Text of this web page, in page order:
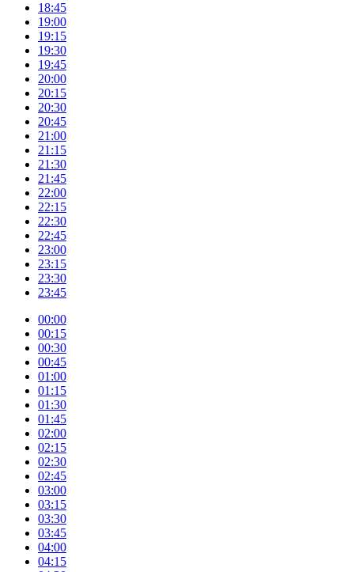
18:45
19:00
19:15
19:30
19:45
20:00
20:15
20:30
20:45
21:00
21:15
21:30
21:45
22:00
22:15
22:30
22:45
23:00
23:15
23:30
23:45
00:00
00:15
00:30
00:45
01:00
01:15
01:30
01:45
02:00
02:15
02:30
02:45
03:00
03:15
03:30
03:45
04:00
04:15